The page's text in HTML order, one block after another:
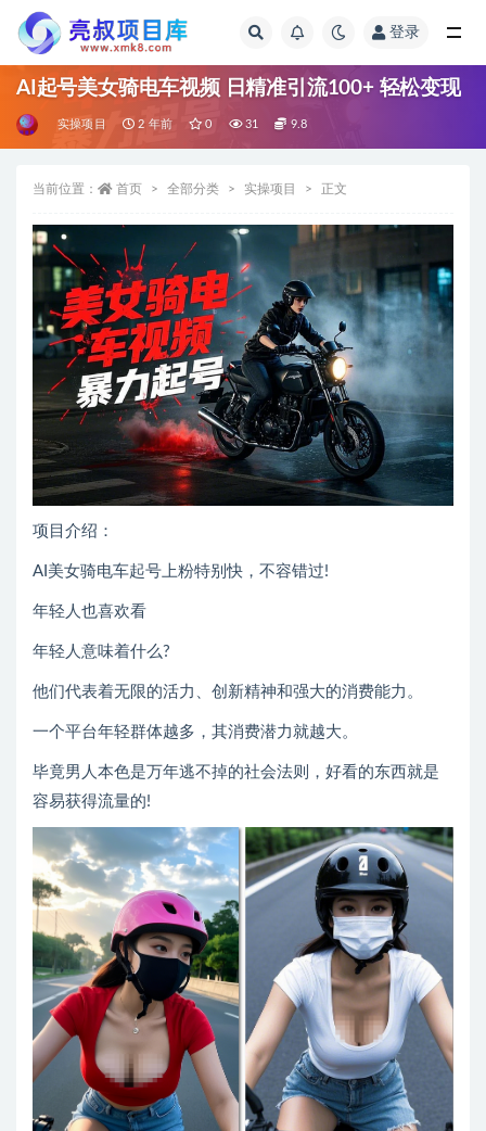
登录
AI起号美女骑电车视频 日精准引流100+ 轻松变现
实操项目 2 年前 0 31 9.8
当前位置： 首页 全部分类 实操项目 正文
项目介绍：
AI美女骑电车起号上粉特别快，不容错过!
年轻人也喜欢看
年轻人意味着什么?
他们代表着无限的活力、创新精神和强大的消费能力。
一个平台年轻群体越多，其消费潜力就越大。
毕竟男人本色是万年逃不掉的社会法则，好看的东西就是
容易获得流量的!